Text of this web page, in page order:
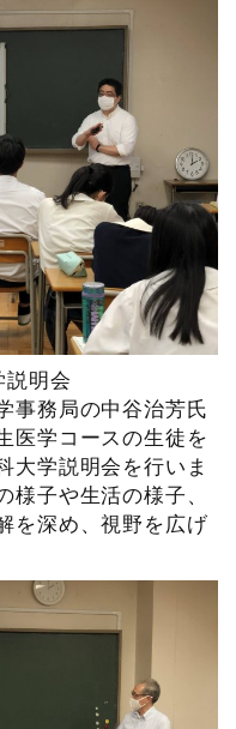
説明会
事務局の中谷治芳氏
医学コースの生徒を
大学説明会を行いま
様子や生活の様子、
を深め、視野を広げ